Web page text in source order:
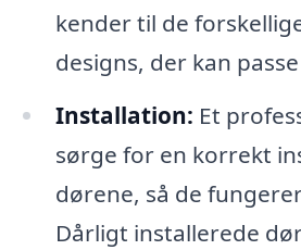
kender til de
designs, der kan
Installation: Et
sørge for en korrekt
dørene, så de
Dårligt installerede